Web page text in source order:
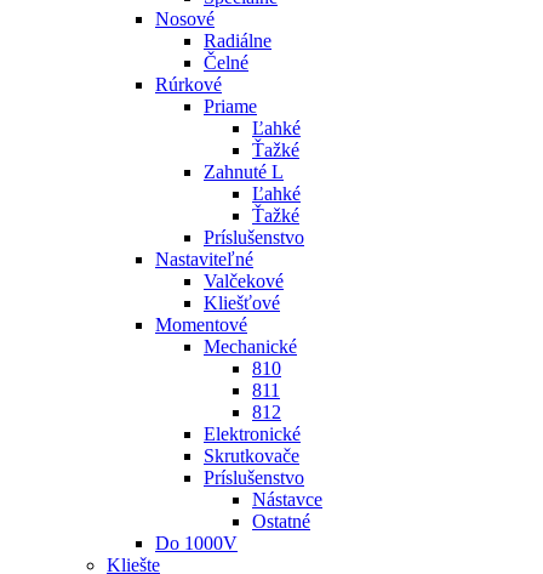
Nosové
Radiálne
Čelné
Rúrkové
Priame
Ľahké
Ťažké
Zahnuté L
Ľahké
Ťažké
Príslušenstvo
Nastaviteľné
Valčekové
Kliešťové
Momentové
Mechanické
810
811
812
Elektronické
Skrutkovače
Príslušenstvo
Nástavce
Ostatné
Do 1000V
Kliešte